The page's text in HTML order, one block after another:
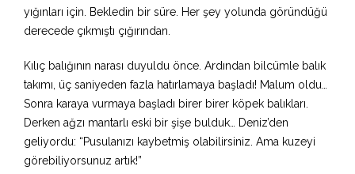
yığınları için. Bekledin bir süre. Her şey yolunda göründüğü
derecede çıkmıştı çığırından.
Kılıç balığının narası duyuldu önce. Ardından bilcümle balık
takımı, üç saniyeden fazla hatırlamaya başladı! Malum oldu…
Sonra karaya vurmaya başladı birer birer köpek balıkları.
Derken ağzı mantarlı eski bir şişe bulduk… Deniz’den
geliyordu: “Pusulanızı kaybetmiş olabilirsiniz. Ama kuzeyi
görebiliyorsunuz artık!”